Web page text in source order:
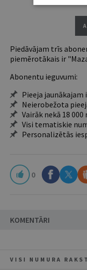
Piedāvājam trīs
piemērotākais ir
Abonentu ieguvumi:
Pieeja jaunākajam
Neierobežota
Vairāk nekā 18
Visi tematiskie
Personalizētās
0
KOMENTĀRI
VISI NUMURA